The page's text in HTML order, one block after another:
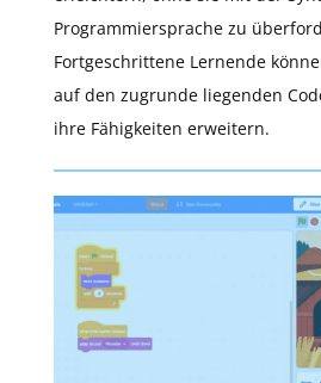
Programmiersprache zu
Fortgeschrittene Lernende
auf den zugrunde liegenden
ihre Fähigkeiten erweitern.